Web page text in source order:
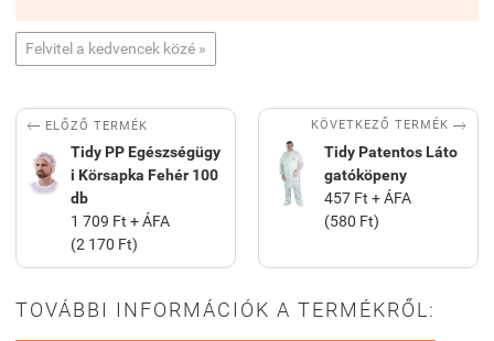
Felvitel a kedvencek közé »
 ELŐZŐ TERMÉK
Tidy PP Egészségügy
i Körsapka Fehér 100
db
1 709 Ft + ÁFA
(2 170 Ft)
KÖVETKEZŐ TERMÉK 
Tidy Patentos Láto
gatóköpeny
457 Ft + ÁFA
(580 Ft)
TOVÁBBI INFORMÁCIÓK A TERMÉKRŐL: